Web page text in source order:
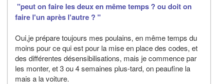
"peut on faire les deux en même temps ? ou doit on
faire l'un après l'autre ? "
Oui,je prépare toujours mes poulains, en même temps du
moins pour ce qui est pour la mise en place des codes, et
des différentes désensibilisations, mais je commence par
les monter, et 3 ou 4 semaines plus-tard, on peaufine la
mais a la voiture.